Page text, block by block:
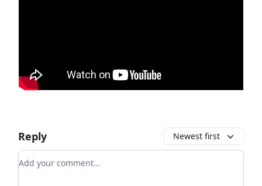
Reply Newest first
Add your comment